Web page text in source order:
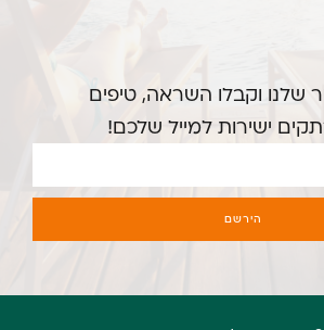
שלנו וקבלו השראה, טיפים
ישירות למייל שלכם!
הירשם